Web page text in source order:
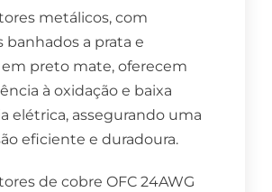
metálicos, com
banhados a prata e
preto mate, oferecem
à oxidação e baixa
elétrica, assegurando uma
eficiente e duradoura.
de cobre OFC 24AWG